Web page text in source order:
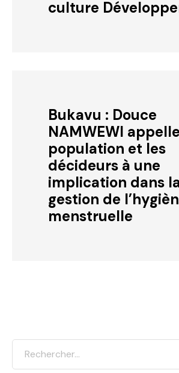
culture
Bukavu : Douce
NAMWEWI
population et les
décideurs à une
implication dans
gestion de
menstruelle